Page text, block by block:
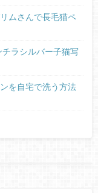
ムさんで長毛猫ペ
ラシルバー子猫写
を自宅で洗う方法